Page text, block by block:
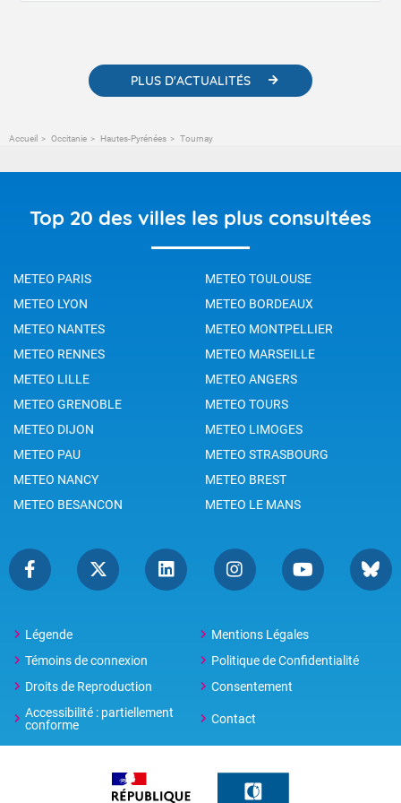
PLUS D'ACTUALITÉS
Accueil Occitanie Hautes-Pyrénées Tournay
Top 20 des villes les plus consultées
METEO PARIS
METEO TOULOUSE
METEO LYON
METEO BORDEAUX
METEO NANTES
METEO MONTPELLIER
METEO RENNES
METEO MARSEILLE
METEO LILLE
METEO ANGERS
METEO GRENOBLE
METEO TOURS
METEO DIJON
METEO LIMOGES
METEO PAU
METEO STRASBOURG
METEO NANCY
METEO BREST
METEO BESANCON
METEO LE MANS
Légende
Mentions Légales
Témoins de connexion
Politique de Confidentialité
Droits de Reproduction
Consentement
Accessibilité : partiellement
conforme
Contact